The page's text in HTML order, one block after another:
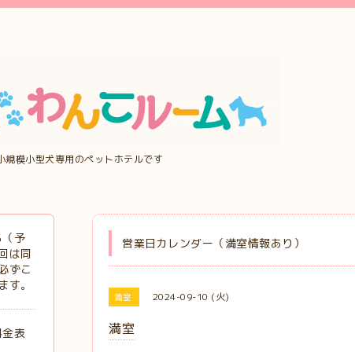
規模小型犬専用のペットホテルです
営業日カレンダー（満室情報あり）
満室 2024-09-10 (火)
満室
（予
は同
ずこ
す。
表